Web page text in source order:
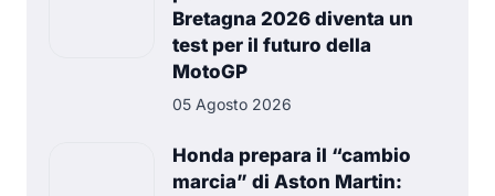
Bretagna 2026 diventa un
test per il futuro della
MotoGP
05 Agosto 2026
Honda prepara il “cambio
marcia” di Aston Martin: